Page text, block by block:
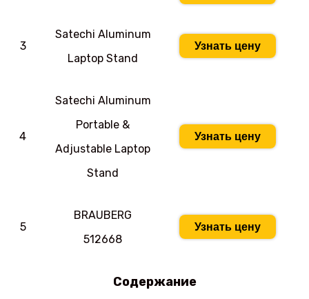
3
Satechi Aluminum
Laptop Stand
Узнать цену
4
Satechi Aluminum
Portable &
Adjustable Laptop
Stand
Узнать цену
5
BRAUBERG
512668
Узнать цену
Содержание